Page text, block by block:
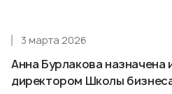
Анна Бурлакова назначена
директором Школы
3 марта 2026